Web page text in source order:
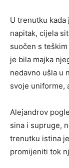
U trenutku kada
napitak, cijela
suočen s
je bila majka
nedavno ušla u
svoje uniforme,
Alejandrov
sina i supruge,
trenutku istina
promijeniti tok